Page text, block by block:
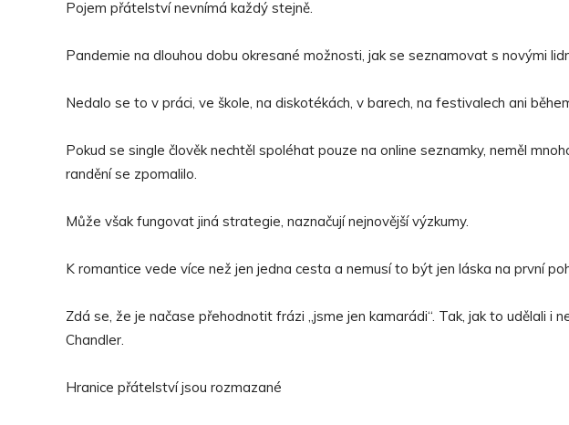
Pojem přátelství nevnímá každý stejně.
Pandemie na dlouhou dobu okresané možnosti, jak se seznamovat s novými
Nedalo se to v práci, ve škole, na diskotékách, v barech, na festivalech ani
Pokud se single člověk nechtěl spoléhat pouze na online seznamky, neměl
randění se zpomalilo.
Může však fungovat jiná strategie, naznačují nejnovější výzkumy.
K romantice vede více než jen jedna cesta a nemusí to být jen láska na první
Zdá se, že je načase přehodnotit frázi „jsme jen kamarádi“. Tak, jak to udělali i
Chandler.
Hranice přátelství jsou rozmazané